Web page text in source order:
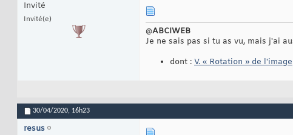
Invité
Invité(e)
@ABCIWEB
Je ne sais pas si tu as vu, mais j'ai
dont : V. « Rotation » de l'image
30/04/2020, 16h23
resus